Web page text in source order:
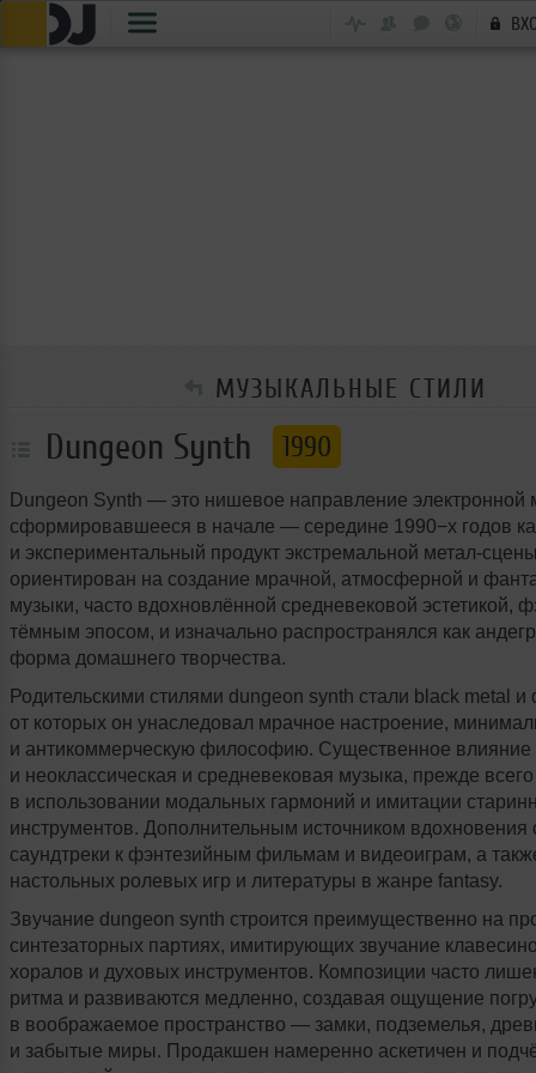
МУЗЫКАЛЬНЫЕ СТИЛИ
Dungeon Synth 1990
Dungeon Synth — это нишевое направление электронной
сформировавшееся в начале — середине 1990−х годов
и экспериментальный продукт экстремальной метал-
ориентирован на создание мрачной, атмосферной и
музыки, часто вдохновлённой средневековой эстетикой,
тёмным эпосом, и изначально распространялся как
форма домашнего творчества.
Родительскими стилями dungeon synth стали black metal и
от которых он унаследовал мрачное настроение,
и антикоммерческую философию. Существенное влияние
и неоклассическая и средневековая музыка, прежде всего
в использовании модальных гармоний и имитации
инструментов. Дополнительным источником вдохновения
саундтреки к фэнтезийным фильмам и видеоиграм, а
настольных ролевых игр и литературы в жанре fantasy.
Звучание dungeon synth строится преимущественно на
синтезаторных партиях, имитирующих звучание
хоралов и духовых инструментов. Композиции часто
ритма и развиваются медленно, создавая ощущение
в воображаемое пространство — замки, подземелья,
и забытые миры. Продакшен намеренно аскетичен и